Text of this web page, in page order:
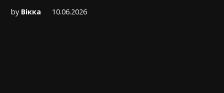
by Вікка 10.06.2026